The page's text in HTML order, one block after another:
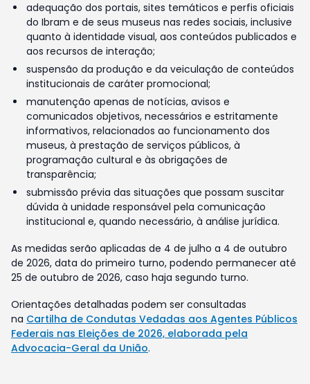
adequação dos portais, sites temáticos e perfis oficiais
do Ibram e de seus museus nas redes sociais, inclusive
quanto à identidade visual, aos conteúdos publicados e
aos recursos de interação;
suspensão da produção e da veiculação de conteúdos
institucionais de caráter promocional;
manutenção apenas de notícias, avisos e
comunicados objetivos, necessários e estritamente
informativos, relacionados ao funcionamento dos
museus, à prestação de serviços públicos, à
programação cultural e às obrigações de
transparência;
submissão prévia das situações que possam suscitar
dúvida à unidade responsável pela comunicação
institucional e, quando necessário, à análise jurídica.
As medidas serão aplicadas de 4 de julho a 4 de outubro
de 2026, data do primeiro turno, podendo permanecer até
25 de outubro de 2026, caso haja segundo turno.
Orientações detalhadas podem ser consultadas
na Cartilha de Condutas Vedadas aos Agentes Públicos
Federais nas Eleições de 2026, elaborada pela
Advocacia-Geral da União.